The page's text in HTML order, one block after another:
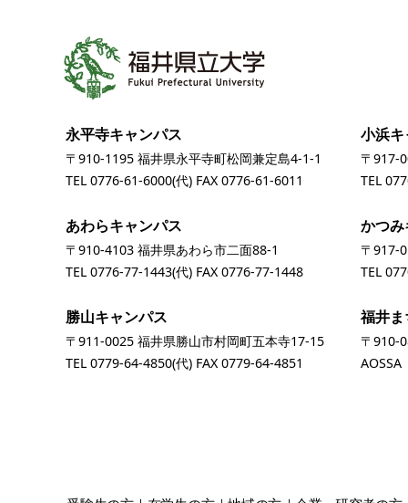
永平寺キャンパス
〒910-1195 福井県永平寺町松岡兼定島4-1-1
TEL0776-61-6000(代) FAX 0776-61-6011
小浜
〒917-
TEL
あわらキャンパス
〒910-4103 福井県あわら市二面88-1
TEL0776-77-1443(代) FAX 0776-77-1448
かつ
〒917-
TEL
勝山キャンパス
〒911-0025 福井県勝山市村岡町五本寺17-15
TEL0779-64-4850(代) FAX 0779-64-4851
福井
〒910-
AOSSA